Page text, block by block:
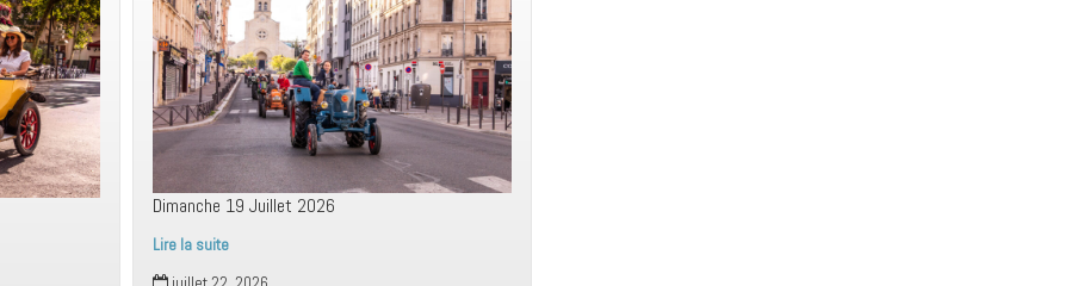
Dimanche 19 Juillet 2026
Lire la suite
TDP